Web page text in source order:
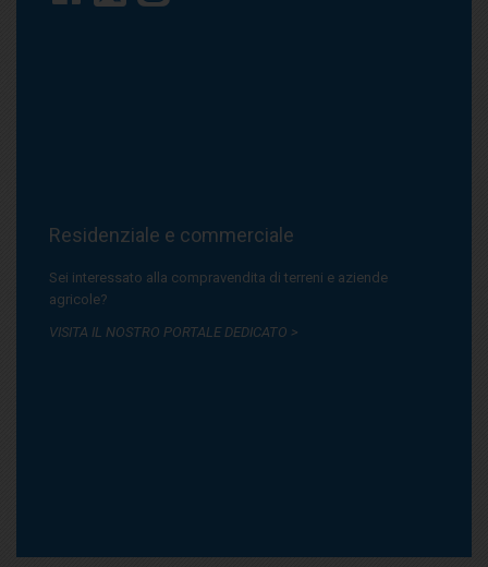
Residenziale e commerciale
Sei interessato alla compravendita di terreni e aziende
agricole?
VISITA IL NOSTRO PORTALE DEDICATO >